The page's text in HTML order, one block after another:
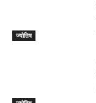
ज्योतिष